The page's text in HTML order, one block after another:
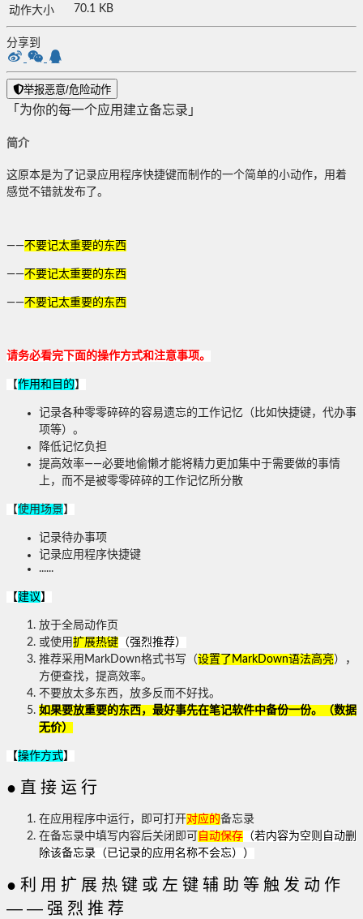
动作大小
70.1 KB
分享到
举报恶意/危险动作
「为你的每一个应用建立备忘录」
简介
这原本是为了记录应用程序快捷键而制作的一个简单的小动作，用着
感觉不错就发布了。
——不要记太重要的东西
——不要记太重要的东西
——不要记太重要的东西
请务必看完下面的操作方式和注意事项。
【作用和 目的 】
记录各种零零碎碎的容易遗忘的工作记忆（比如快捷键，代办事
项等）。
降低记忆负担
提高效率——必要地偷懒才能将精力更加集中于需要做的事情
上，而不是被零零碎碎的工作记忆所分散
【使用场景】
记录待办事项
记录应用程序快捷键
......
【 建议 】
放于全局动作页
或使用扩展热键 （强烈推荐）
推荐采用MarkDown格式书写（设置了MarkDown语法高亮 ），
方便查找，提高效率。
不要放太多东西，放多反而不好找。
如果要放重要的东西，最好事先在笔记软件中备份一份。（数据
无价）
【操作方式】
●直接运行
在应用程序中运行，即可打开对应 的备忘录
在备忘录中填写内容后关闭即可
自动保存 （若内容为空则自动删
除该备忘录（已记录的应用名称不会忘））
●利用扩展热键或左键辅助等触发动作
——强烈推荐